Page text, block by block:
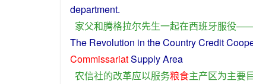
department.
家父和腾格拉尔先生一起在西班牙服役
The Revolution in the CountryCredit
CommissariatSupplyArea
农信社的改革应以服务粮食主产区为主要